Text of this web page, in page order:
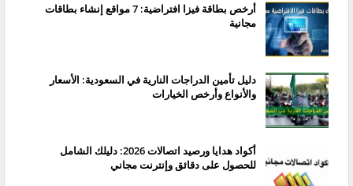
أرخص بطاقة فيزا افتراضية: 7 مواقع إنشاء بطاقات
مجانية
دليل تأمين الدراجات النارية في السعودية: الأسعار
والأنواع وأرخص الخيارات
أكواد هدايا ورصيد اتصالات 2026: دليلك الشامل
للحصول على دقائق وإنترنت مجاني